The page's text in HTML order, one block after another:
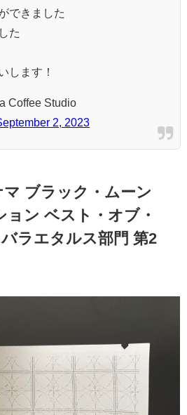
できました
た
します！
Coffee Studio
2, 2023
ブラック・ムーン
ョン ベスト・オブ・
ラエタルス部門 第2